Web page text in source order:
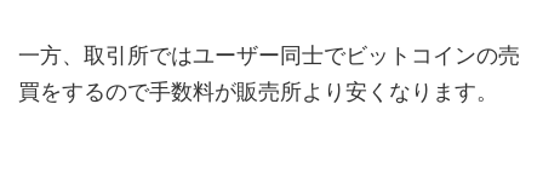
一方、取引所ではユーザー同士でビットコインの売
買をするので手数料が販売所より安くなります。